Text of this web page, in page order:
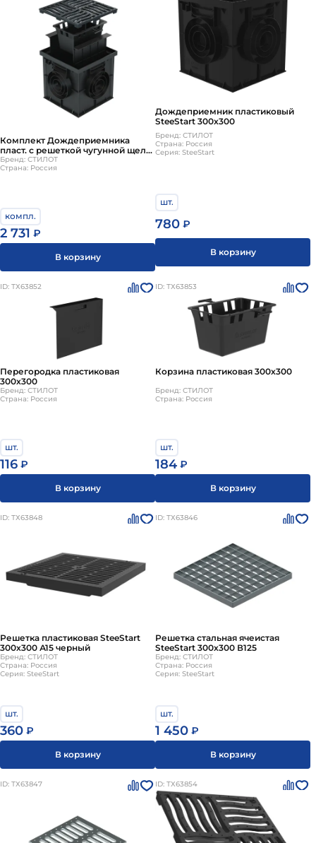
Комплект Дождеприемника
пласт. с решеткой чугунной щел
SteeStart 300х300 с корзиной и
перегородкой
Бренд: СТИЛОТ
Страна: Россия
компл.
2 731 ₽
В корзину
Дождеприемник пластиковый
SteeStart 300х300
Бренд: СТИЛОТ
Страна: Россия
Серия: SteeStart
шт.
780 ₽
В корзину
ID: ТХ63852
Перегородка пластиковая
300х300
Бренд: СТИЛОТ
Страна: Россия
шт.
116 ₽
В корзину
ID: ТХ63853
Корзина пластиковая 300х300
Бренд: СТИЛОТ
Страна: Россия
шт.
184 ₽
В корзину
ID: ТХ63848
Решетка пластиковая SteeStart
300х300 А15 черный
Бренд: СТИЛОТ
Страна: Россия
Серия: SteeStart
шт.
360 ₽
В корзину
ID: ТХ63846
Решетка стальная ячеистая
SteeStart 300х300 В125
Бренд: СТИЛОТ
Страна: Россия
Серия: SteeStart
шт.
1 450 ₽
В корзину
ID: ТХ63847 ID: ТХ63854